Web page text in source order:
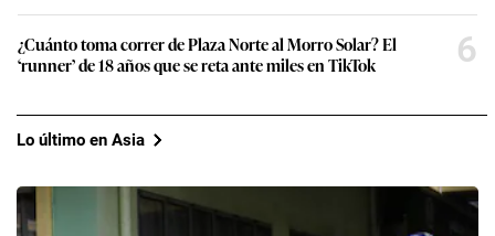
¿Cuánto toma correr de Plaza Norte al Morro Solar? El
‘runner’ de 18 años que se reta ante miles en TikTok
6
Lo último en Asia